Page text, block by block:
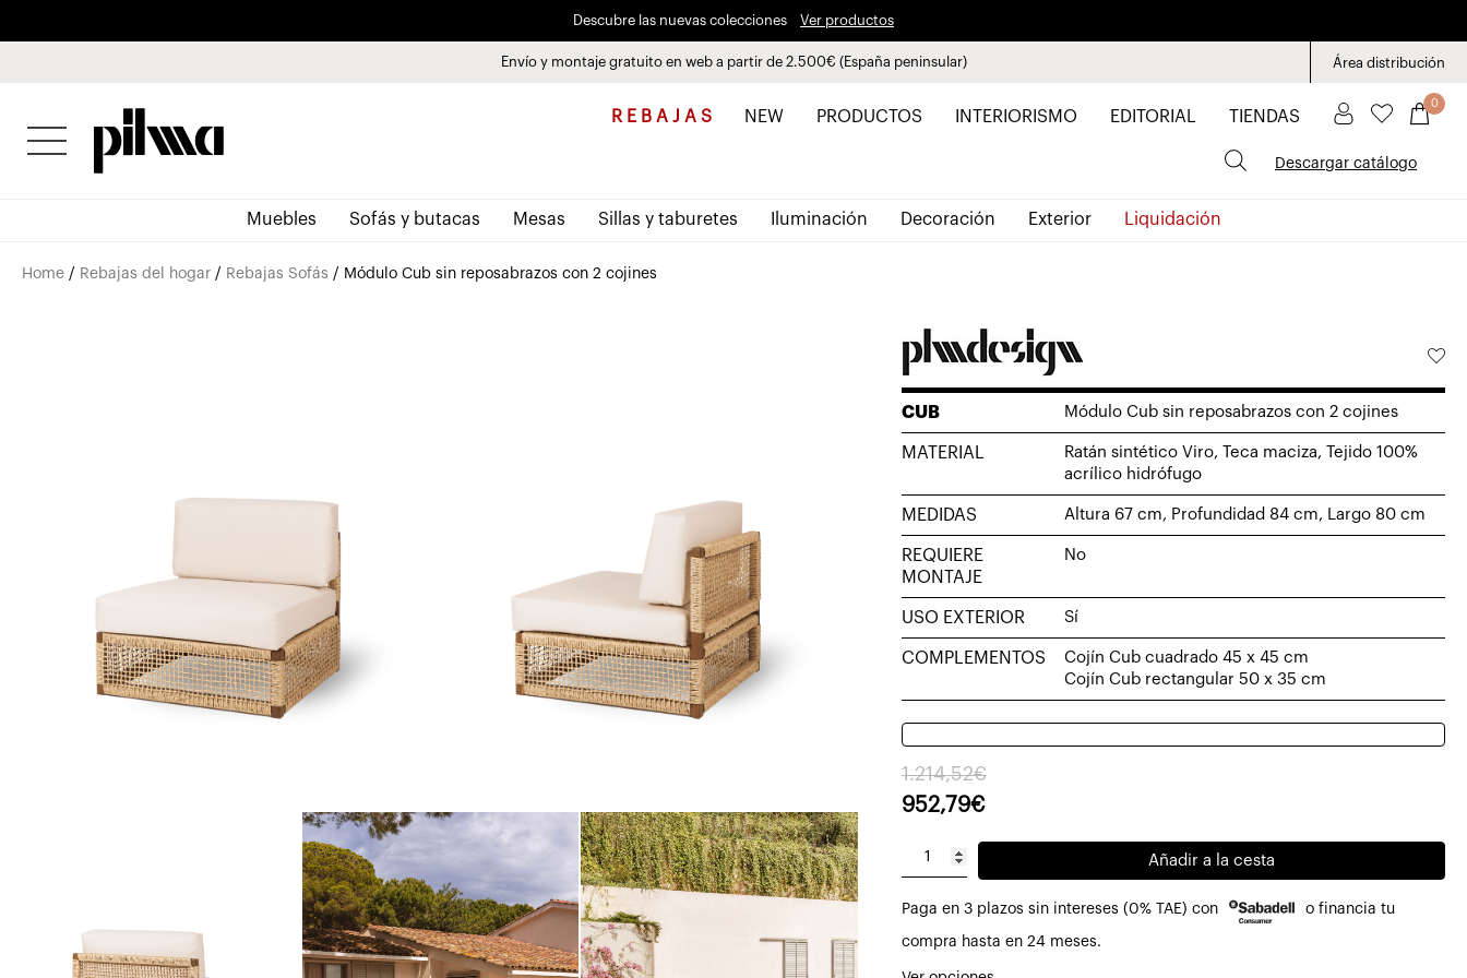
Paga a plazos hasta 3 meses sin intereses 0% TAE
Envío y montaje gratuito en web a partir de 2.500€ (España peninsular) Área distribución
pilma R E B A J A S NEW PRODUCTOS INTERIORISMO EDITORIAL TIENDAS
0
Descargar catálogo
Muebles Sofás y butacas Mesas Sillas y taburetes Iluminación Decoración Exterior Liquidación
Home / Rebajas del hogar / Rebajas Sofás / Módulo Cub sin reposabrazos con 2 cojines
CUB Módulo Cub sin reposabrazos con 2 cojines
MATERIAL
Ratán sintético Viro, Teca maciza, Tejido 100%
acrílico hidrófugo
MEDIDAS Altura 67 cm, Profundidad 84 cm, Largo 80 cm
REQUIERE
MONTAJE
No
USO EXTERIOR Sí
COMPLEMENTOS
Cojín Cub cuadrado 45 x 45 cm
Cojín Cub rectangular 50 x 35 cm
1.214,52€
El
precio
era:
1.214,52€.
952,79€
El
precio
es:
952,79€.
Módulo
sin
reposabrazos
con
Añadir a la cesta
Paga en 3 plazos sin intereses (0% TAE) con o financia tu
compra hasta en 24 meses.